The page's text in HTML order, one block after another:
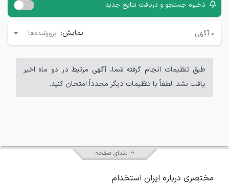
ذخیره جستجو و دریافت نتایج جدید
۰ آگهی نمایش: بروزشده‌ها
طبق تنظیمات انجام گرفته شما، آگهی مرتبط در دو ماه اخیر
یافت نشد. لطفاً با تنظیمات دیگر مجدداً امتحان کنید.
ابتدای صفحه
مختصری درباره ایران استخدام